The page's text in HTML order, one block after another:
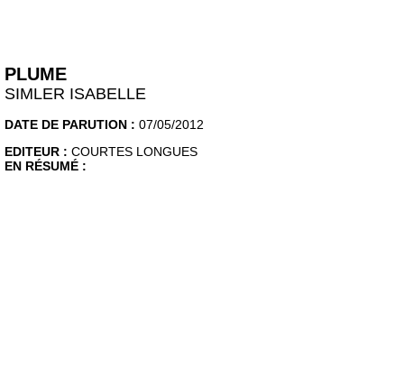
PLUME
SIMLER ISABELLE
DATE DE PARUTION : 07/05/2012
EDITEUR : COURTES LONGUES
EN RÉSUMÉ :